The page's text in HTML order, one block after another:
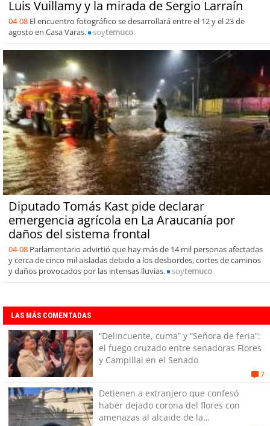
Luis Vuillamy y la mirada de Sergio Larraín
04-08 El encuentro fotográfico se desarrollará entre el 12 y el 23 de
agosto en Casa Varas.
soytemuco
Diputado Tomás Kast pide declarar
emergencia agrícola en La Araucanía por
daños del sistema frontal
04-08 Parlamentario advirtió que hay más de 14 mil personas afectadas
y cerca de cinco mil aisladas debido a los desbordes, cortes de caminos
y daños provocados por las intensas lluvias.
soytemuco
LAS MÁS COMENTADAS
“Delincuente, cuma” y “Señora de feria”:
el fuego cruzado entre senadoras Flores
y Campillai en el Senado
7
Detienen a extranjero que confesó
haber dejado corona del flores con
amenazas al alcaide de la